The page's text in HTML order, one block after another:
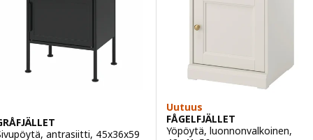
antrasiitti, 45x36x59
Uutuus
FÅGELFJÄLLET
Yöpöytä, luonnonvalkoinen,